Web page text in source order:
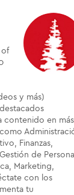
of
y más)
contenido en más
Finanzas,
de
Marketing,
con los
tu